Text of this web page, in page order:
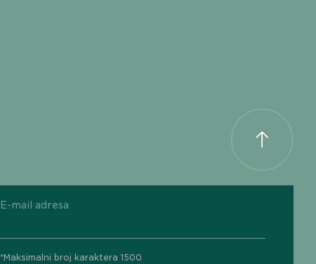
E-mail adresa
*Maksimalni broj karaktera 1500